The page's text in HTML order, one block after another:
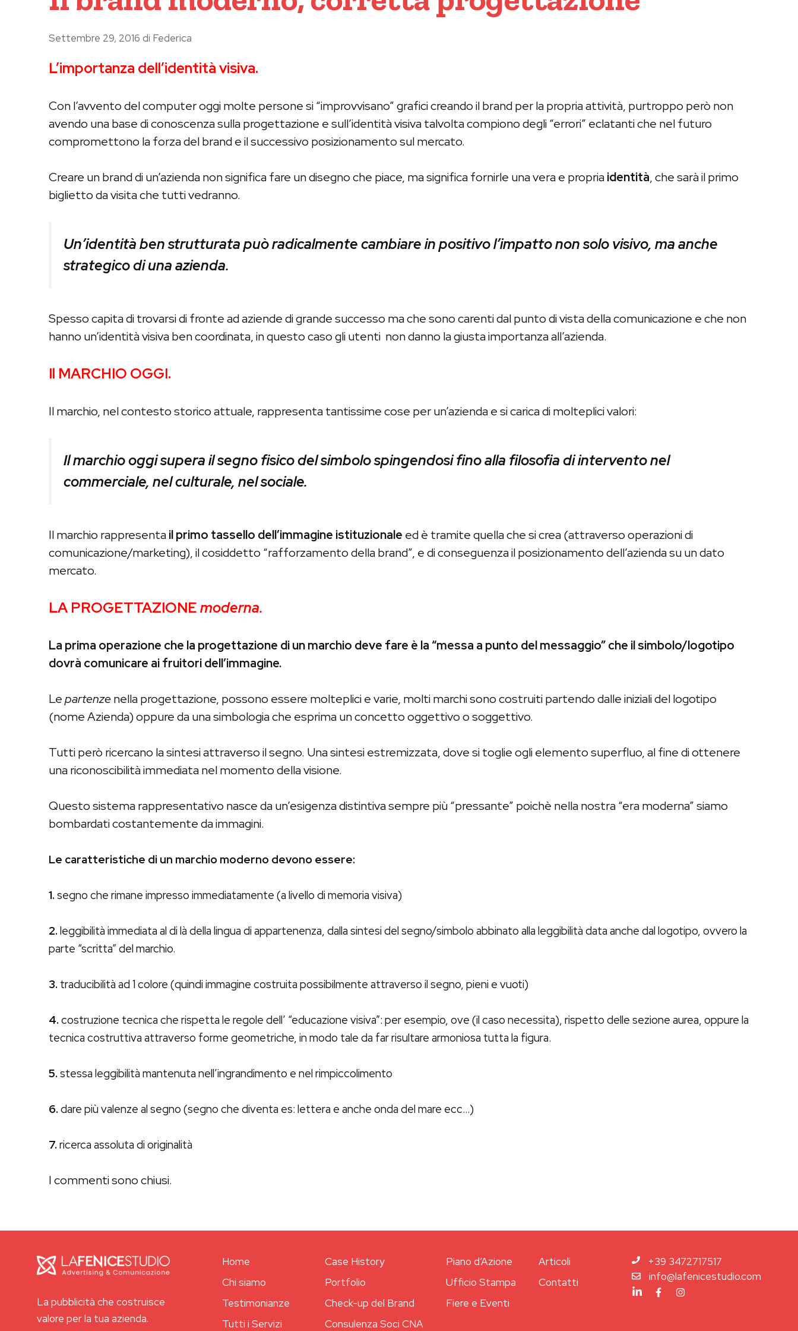
Settembre 29, 2016 di Federica
L’importanza dell’identità visiva.
Con l’avvento del computer oggi molte persone si “improvvisano” grafici creando il brand per la propria attività, purtroppo però non
avendo una base di conoscenza sulla progettazione e sull’identità visiva talvolta compiono degli “errori” eclatanti che nel futuro
compromettono la forza del brand e il successivo posizionamento sul mercato.
Creare un brand di un’azienda non significa fare un disegno che piace, ma significa fornirle una vera e propriaidentità, che sarà il primo
biglietto da visita che tutti vedranno.
Un’identità ben strutturata può radicalmente cambiare in positivo l’impatto non solo visivo, ma anche
strategico di una azienda.
Spesso capita di trovarsi di fronte ad aziende di grande successo ma che sono carenti dal punto di vista della comunicazione e che non
hanno un’identità visiva ben coordinata, in questo caso gli utenti non danno la giusta importanza all’azienda.
Il MARCHIO OGGI.
Il marchio, nel contesto storico attuale, rappresenta tantissime cose per un’azienda e si carica di molteplici valori:
Il marchio oggi supera il segno fisico del simbolo spingendosi fino alla filosofia di intervento nel
commerciale, nel culturale, nel sociale.
Il marchio rappresentail primo tassello dell’immagine istituzionale ed è tramite quella che si crea (attraverso operazioni di
comunicazione/marketing), il cosiddetto “rafforzamento della brand”, e di conseguenza il posizionamento dell’azienda su un dato
mercato.
LA PROGETTAZIONEmoderna.
La prima operazione che la progettazione di un marchio deve fare è la “messa a punto del messaggio” che il simbolo/logotipo
dovrà comunicare ai fruitori dell’immagine.
Lepartenzenella progettazione, possono essere molteplici e varie, molti marchi sono costruiti partendo dalle iniziali del logotipo
(nome Azienda) oppure da una simbologia che esprima un concetto oggettivo o soggettivo.
Tutti però ricercano la sintesi attraverso il segno. Una sintesi estremizzata, dove si toglie ogli elemento superfluo, al fine di ottenere
una riconoscibilità immediata nel momento della visione.
Questo sistema rappresentativo nasce da un’esigenza distintiva sempre più “pressante” poichè nella nostra “era moderna” siamo
bombardati costantemente da immagini.
Le caratteristiche di un marchio moderno devono essere:
1.segno che rimane impresso immediatamente (a livello di memoria visiva)
2.leggibilità immediata al di là della lingua di appartenenza, dalla sintesi del segno/simbolo abbinato alla leggibilità data anche dal logotipo, ovvero la
parte “scritta” del marchio.
3. traducibilità ad 1 colore (quindi immagine costruita possibilmente attraverso il segno, pieni e vuoti)
4.costruzione tecnica che rispetta le regole dell’ “educazione visiva”: per esempio, ove (il caso necessita), rispetto delle sezione aurea, oppure la
tecnica costruttiva attraverso forme geometriche, in modo tale da far risultare armoniosa tutta la figura.
5.stessa leggibilità mantenuta nell’ingrandimento e nel rimpiccolimento
6.dare più valenze al segno (segno che diventa es: lettera e anche onda del mare ecc…)
7.ricerca assoluta di originalità
I commenti sono chiusi.
La pubblicità che costruisce
valore per la tua azienda.
Home
Chi siamo
Testimonianze
Tutti i Servizi
Case History
Portfolio
Check-up del Brand
Consulenza Soci CNA
Piano d’Azione
Ufficio Stampa
Fiere e Eventi
Articoli
Contatti
+39 3472717517
info@lafenicestudio.com